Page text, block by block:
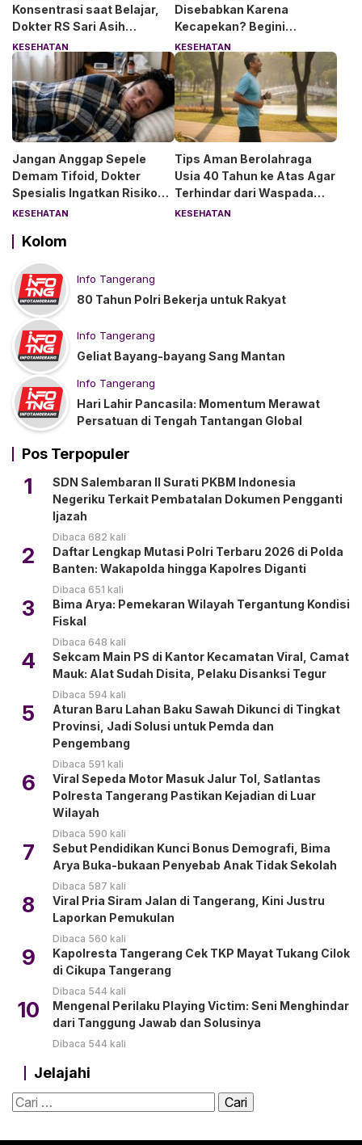
Konsentrasi saat Belajar,
Dokter RS Sari Asih
Anjurkan 6 Asupan Ini
KESEHATAN
Disebabkan Karena
Kecapekan? Begini
Penjelasan Dokter RS Sari
Asih Bintaro
KESEHATAN
Jangan Anggap Sepele
Demam Tifoid, Dokter
Spesialis Ingatkan Risiko
Kebocoran Usus
KESEHATAN
Tips Aman Berolahraga
Usia 40 Tahun ke Atas Agar
Terhindar dari Waspada
“Angin Duduk”
KESEHATAN
Kolom
Info Tangerang
80 Tahun Polri Bekerja untuk Rakyat
Info Tangerang
Geliat Bayang-bayang Sang Mantan
Info Tangerang
Hari Lahir Pancasila: Momentum Merawat
Persatuan di Tengah Tantangan Global
Pos Terpopuler
1
SDN Salembaran II Surati PKBM Indonesia
Negeriku Terkait Pembatalan Dokumen Pengganti
Ijazah
Dibaca 682 kali
2
Daftar Lengkap Mutasi Polri Terbaru 2026 di Polda
Banten: Wakapolda hingga Kapolres Diganti
Dibaca 651 kali
3
Bima Arya: Pemekaran Wilayah Tergantung Kondisi
Fiskal
Dibaca 648 kali
4
Sekcam Main PS di Kantor Kecamatan Viral, Camat
Mauk: Alat Sudah Disita, Pelaku Disanksi Tegur
Dibaca 594 kali
5
Aturan Baru Lahan Baku Sawah Dikunci di Tingkat
Provinsi, Jadi Solusi untuk Pemda dan
Pengembang
Dibaca 591 kali
6
Viral Sepeda Motor Masuk Jalur Tol, Satlantas
Polresta Tangerang Pastikan Kejadian di Luar
Wilayah
Dibaca 590 kali
7
Sebut Pendidikan Kunci Bonus Demografi, Bima
Arya Buka-bukaan Penyebab Anak Tidak Sekolah
Dibaca 587 kali
8
Viral Pria Siram Jalan di Tangerang, Kini Justru
Laporkan Pemukulan
Dibaca 560 kali
9
Kapolresta Tangerang Cek TKP Mayat Tukang Cilok
di Cikupa Tangerang
Dibaca 544 kali
10
Mengenal Perilaku Playing Victim: Seni Menghindar
dari Tanggung Jawab dan Solusinya
Dibaca 544 kali
Jelajahi
Cari